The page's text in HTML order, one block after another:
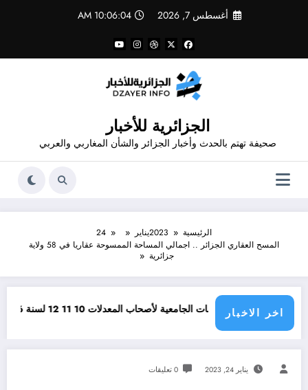
أغسطس 7, 2026 10:06:04 AM
الجزائرية للأخبار
صحيفة تهتم بالحدث وأخبار الجزائر والشأن المغاربي والعربي
الرئيسية 2023يناير
24
المسح العقاري الجزائر .. اجمالي المساحة الممسوحة عقاريا في 58 ولاية
جزائرية
اخر الاخبار
أفضل التخصصات الجامعية لأصحاب المعدلات 10 11 12 لسنة 2026
يناير 24, 2023 0 تعليقات